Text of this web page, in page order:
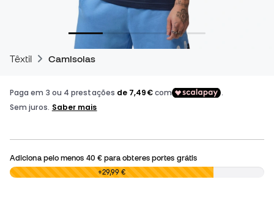
Têxtil Camisolas
Adiciona pelo menos 40 €para obteres portes grátis
0,00 € +29,99 €